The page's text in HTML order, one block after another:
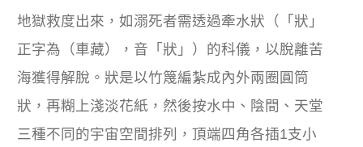
地獄救度出來，如溺死者需透過牽水狀（「狀」
正字為（車藏），音「狀」）的科儀，以脫離苦
海獲得解脫。狀是以竹篾編紮成內外兩圈圓筒
狀，再糊上淺淡花紙，然後按水中、陰間、天堂
三種不同的宇宙空間排列，頂端四角各插1支小